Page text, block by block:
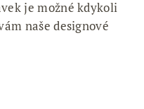
je možné kdykoli
naše designové